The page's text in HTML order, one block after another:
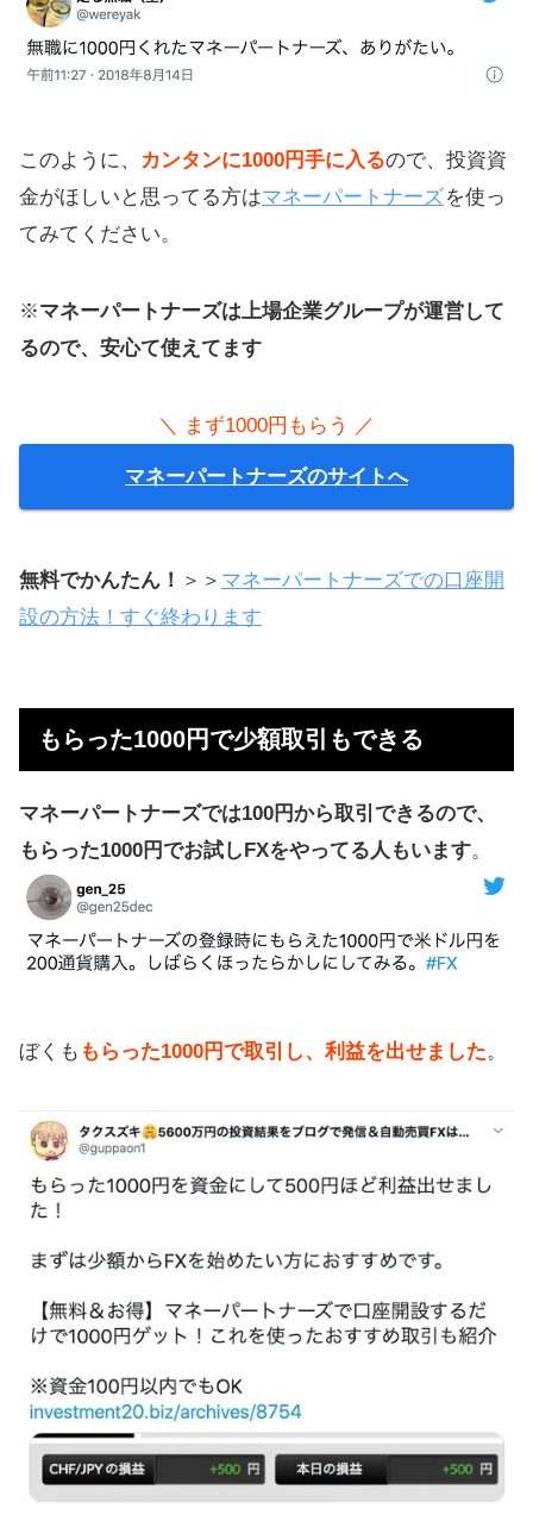
このように、 カンタンに1000円手に入るので、投資資
金がほしいと思ってる方はマネーパートナーズを使っ
てみてください。
※マネーパートナーズは上場企業グループが運営して
るので、安心て使えてます
＼ まず1000円もらう ／
マネーパートナーズのサイトへ
無料でかんたん！ ＞＞ マネーパートナーズでの口座開
設の方法！すぐ終わります
もらった1000円で少額取引もできる
マネーパートナーズでは100円から取引できるので、
もらった1000円でお試しFXをやってる人もいます。
ぼくも もらった1000円で取引し、利益を出せました。